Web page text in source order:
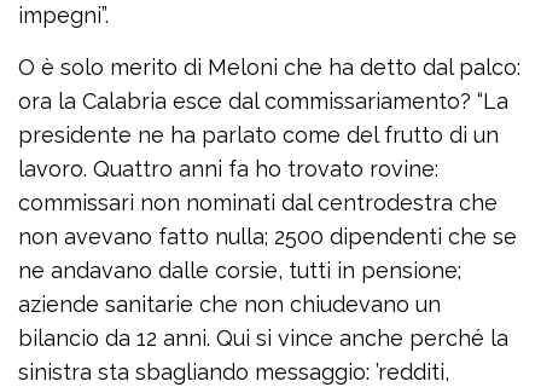
impegni”.
O è solo merito di Meloni che ha detto dal palco:
ora la Calabria esce dal commissariamento? “La
presidente ne ha parlato come del frutto di un
lavoro. Quattro anni fa ho trovato rovine:
commissari non nominati dal centrodestra che
non avevano fatto nulla; 2500 dipendenti che se
ne andavano dalle corsie, tutti in pensione;
aziende sanitarie che non chiudevano un
bilancio da 12 anni. Qui si vince anche perché la
sinistra sta sbagliando messaggio: ’redditi,